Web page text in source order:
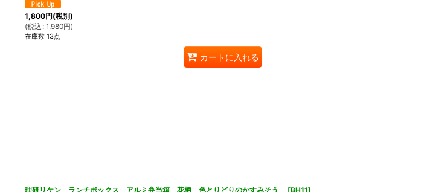
1,800円(税別)
(税込 : 1,980円)
在庫数 13点
カートに入れる
理研リケン ランチボックス アルミ弁当箱 花柄 色とりどりのかすみそう [BH11]